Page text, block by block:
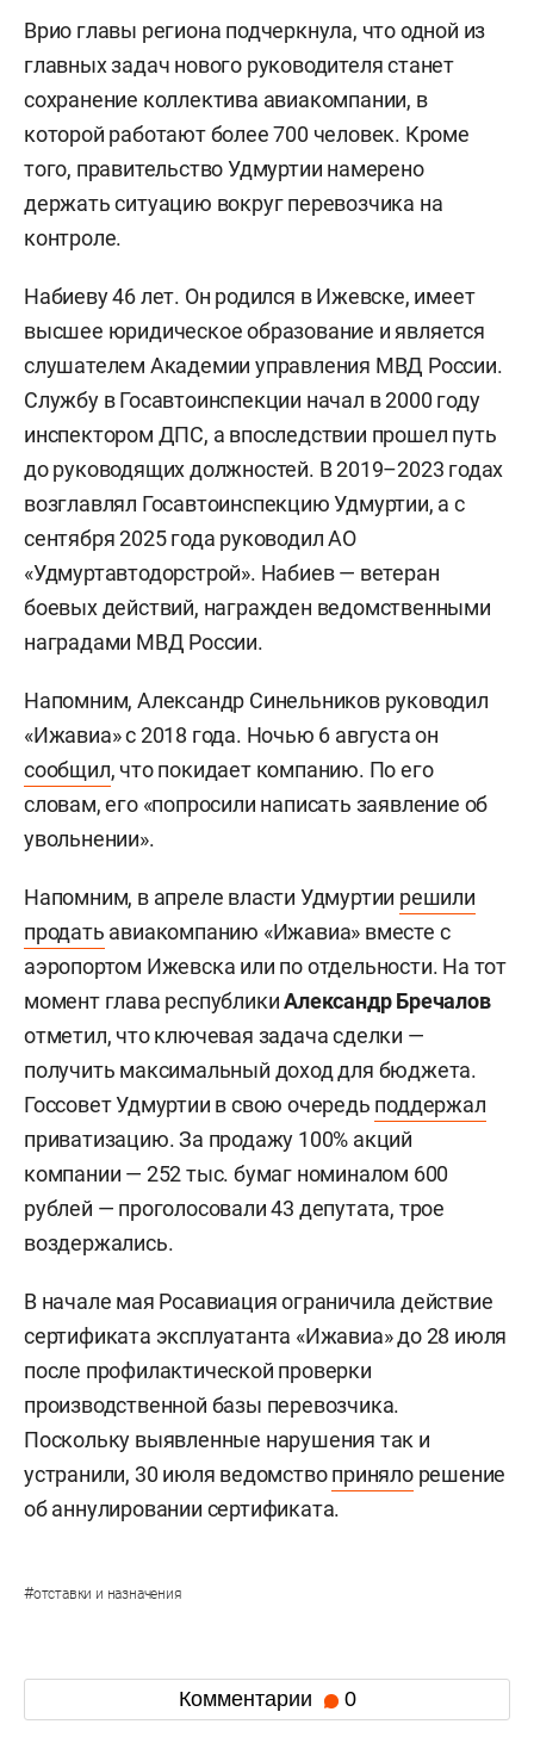
Врио главы региона подчеркнула, что одной из
главных задач нового руководителя станет
сохранение коллектива авиакомпании, в
которой работают более 700 человек. Кроме
того, правительство Удмуртии намерено
держать ситуацию вокруг перевозчика на
контроле.
Набиеву 46 лет. Он родился в Ижевске, имеет
высшее юридическое образование и является
слушателем Академии управления МВД России.
Службу в Госавтоинспекции начал в 2000 году
инспектором ДПС, а впоследствии прошел путь
до руководящих должностей. В 2019–2023 годах
возглавлял Госавтоинспекцию Удмуртии, а с
сентября 2025 года руководил АО
«Удмуртавтодорстрой». Набиев — ветеран
боевых действий, награжден ведомственными
наградами МВД России.
Напомним, Александр Синельников руководил
«Ижавиа» с 2018 года. Ночью 6 августа он
сообщил, что покидает компанию. По его
словам, его «попросили написать заявление об
увольнении».
Напомним, в апреле власти Удмуртии решили
продать авиакомпанию «Ижавиа» вместе с
аэропортом Ижевска или по отдельности. На тот
момент глава республикиАлександр Бречалов
отметил, что ключевая задача сделки —
получить максимальный доход для бюджета.
Госсовет Удмуртии в свою очередь поддержал
приватизацию. За продажу 100% акций
компании — 252 тыс. бумаг номиналом 600
рублей — проголосовали 43 депутата, трое
воздержались.
В начале мая Росавиация ограничила действие
сертификата эксплуатанта «Ижавиа» до 28 июля
после профилактической проверки
производственной базы перевозчика.
Поскольку выявленные нарушения так и
устранили, 30 июля ведомствопринялорешение
об аннулировании сертификата.
#отставки и назначения
Комментарии 0